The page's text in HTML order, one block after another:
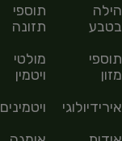
הילה
בטבע
תוספי
מזון
אירידיולוגיה
תוספי
תזונה
מולטי
ויטמין
ויטמינים